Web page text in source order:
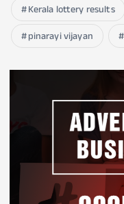
Kerala lottery results
pinarayi vijayan